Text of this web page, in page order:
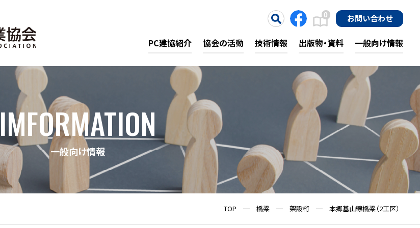
PC建協紹介 協会の活動 技術情報 出版物・資料 一般向け情報
0 お問い合わせ
IMFORMATION
一般向け情報
TOP ─ 橋梁 ─ 架設桁 ─ 本郷基山線橋梁（2工区）